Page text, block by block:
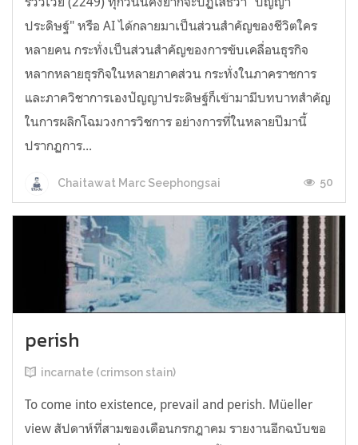
ประดิษฐ์" หรือ AI ได้กลายมาเป็นส่วนสำคัญของชีวิตใคร
หลายคน กระทั่งเป็นส่วนสำคัญของการขับเคลื่อนธุรกิจ
หลากหลายธุรกิจในหลายภาคส่วน กระทั่งในภาคราชการ
และภาควิชาการเองปัญญาประดิษฐ์ก็เข้ามามีบทบาทสำคัญ
ในการผลิกโฉมวงการวิชการ อย่างการที่ในหลายปีมานี้
ปรากฏการ...
Chaitawat Marc Seephongsai 50
perish
incarnate (crimson stain)
To come into existence, prevail and perish. Müeller
view สัปดาห์ที่สามของเดือนกรกฎาคม รายงานอีกฉบับขอ